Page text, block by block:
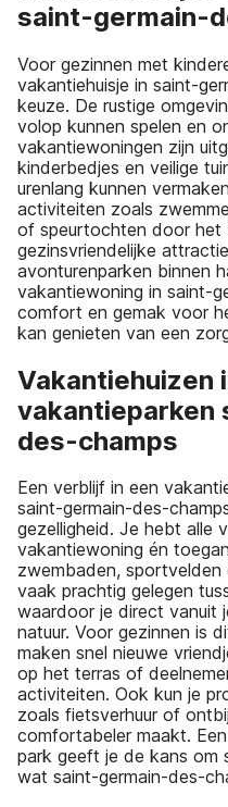
saint-germain-
Voor gezinnen met
vakantiehuisje in saint-
keuze. De rustige
volop kunnen spelen en
vakantiewoningen zijn
kinderbedjes en veilige
urenlang kunnen
activiteiten zoals
of speurtochten door het
gezinsvriendelijke
avonturenparken binnen
vakantiewoning in saint-
comfort en gemak voor
kan genieten van een
Vakantiehuizen
vakantieparken
des-champs
Een verblijf in een
saint-germain-des-
gezelligheid. Je hebt alle
vakantiewoning én
zwembaden, sportvelden
vaak prachtig gelegen
waardoor je direct vanuit
natuur. Voor gezinnen is
maken snel nieuwe
op het terras of
activiteiten. Ook kun je
zoals fietsverhuur of
comfortabeler maakt.
park geeft je de kans om
wat saint-germain-des-